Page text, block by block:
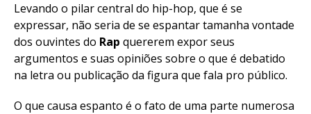
Levando o pilar central do hip-hop, que é se
expressar, não seria de se espantar tamanha vontade
dos ouvintes do Rap quererem expor seus
argumentos e suas opiniões sobre o que é debatido
na letra ou publicação da figura que fala pro público.
O que causa espanto é o fato de uma parte numerosa